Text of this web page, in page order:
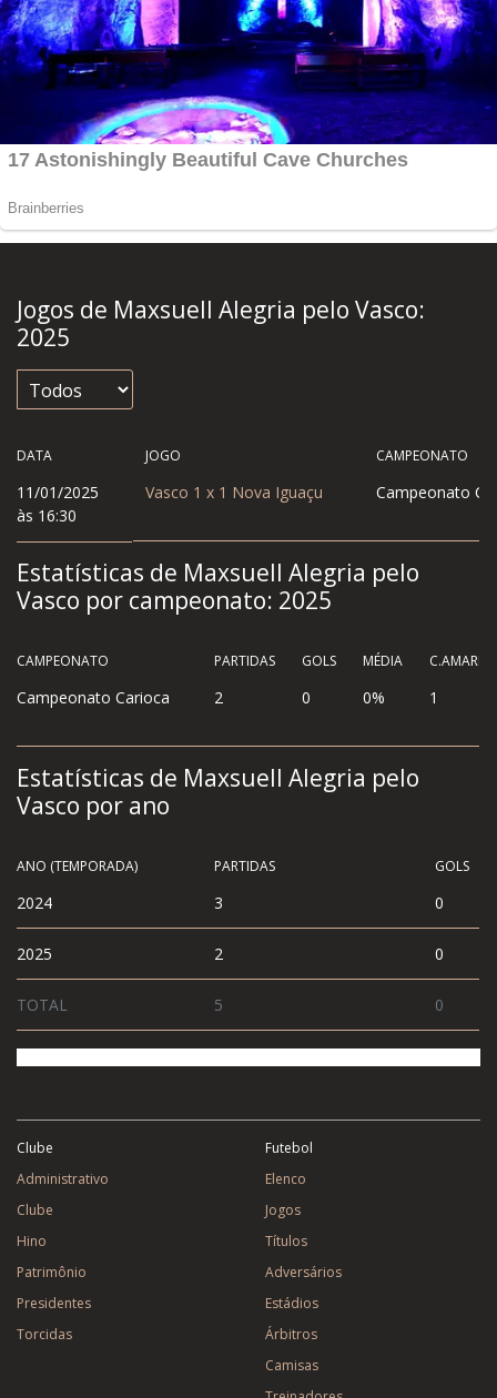
Jogos de Maxsuell Alegria pelo Vasco:
2025
DATA
11/01/2025
às 16:30
JOGO CAMPEONATO
Vasco 1 x 1 Nova Iguaçu Campeonato
Estatísticas de Maxsuell Alegria pelo
Vasco por campeonato: 2025
CAMPEONATO
Campeonato Carioca
PARTIDAS GOLS MÉDIA
2 0 0% 1
Estatísticas de Maxsuell Alegria pelo
Vasco por ano
ANO (TEMPORADA)
2024
2025
TOTAL
PARTIDAS GOLS
3 0
2 0
5 0
Clube
Administrativo
Clube
Hino
Patrimônio
Presidentes
Torcidas
Futebol
Elenco
Jogos
Títulos
Adversários
Estádios
Árbitros
Camisas